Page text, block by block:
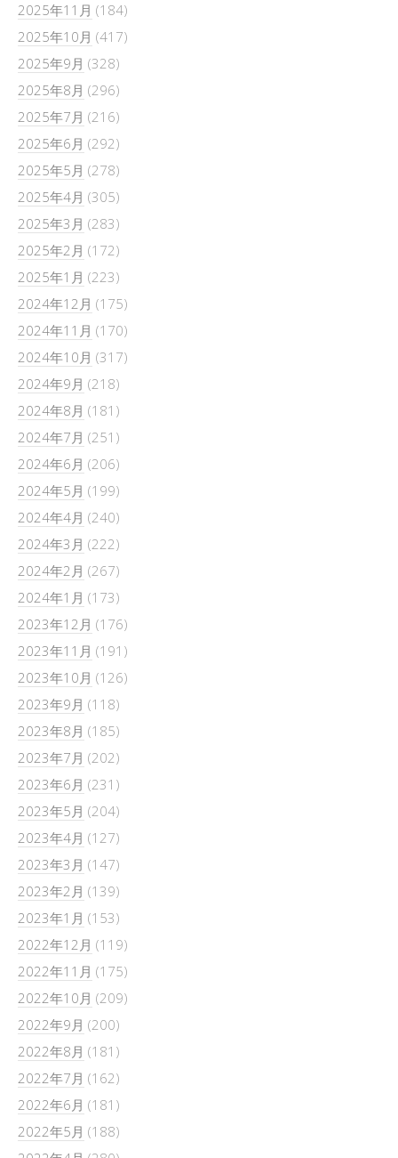
2025年11月 (184)
2025年10月 (417)
2025年9月 (328)
2025年8月 (296)
2025年7月 (216)
2025年6月 (292)
2025年5月 (278)
2025年4月 (305)
2025年3月 (283)
2025年2月 (172)
2025年1月 (223)
2024年12月 (175)
2024年11月 (170)
2024年10月 (317)
2024年9月 (218)
2024年8月 (181)
2024年7月 (251)
2024年6月 (206)
2024年5月 (199)
2024年4月 (240)
2024年3月 (222)
2024年2月 (267)
2024年1月 (173)
2023年12月 (176)
2023年11月 (191)
2023年10月 (126)
2023年9月 (118)
2023年8月 (185)
2023年7月 (202)
2023年6月 (231)
2023年5月 (204)
2023年4月 (127)
2023年3月 (147)
2023年2月 (139)
2023年1月 (153)
2022年12月 (119)
2022年11月 (175)
2022年10月 (209)
2022年9月 (200)
2022年8月 (181)
2022年7月 (162)
2022年6月 (181)
2022年5月 (188)